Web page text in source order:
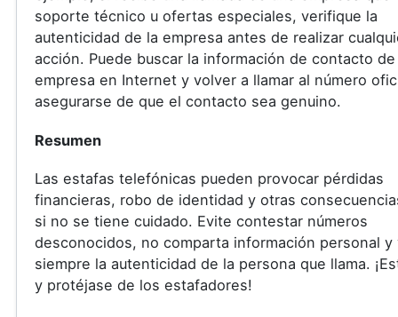
soporte técnico u ofertas especiales, verifique la
autenticidad de la empresa antes de realizar
acción. Puede buscar la información de contacto de
empresa en Internet y volver a llamar al número
asegurarse de que el contacto sea genuino.
Resumen
Las estafas telefónicas pueden provocar pérdidas
financieras, robo de identidad y otras
si no se tiene cuidado. Evite contestar números
desconocidos, no comparta información personal y
siempre la autenticidad de la persona que llama.
y protéjase de los estafadores!